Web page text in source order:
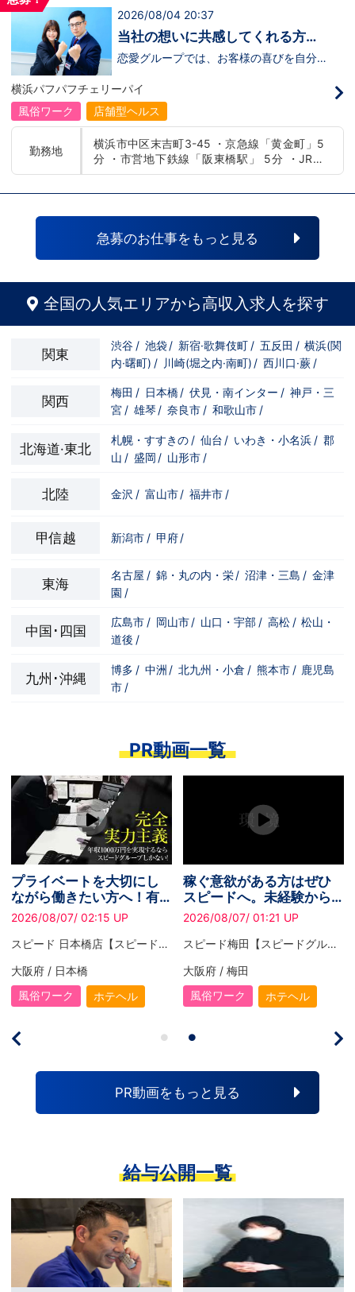
480万円＋目標達成報奨金100万円☆※今
だけ限定引越し代も当社負担！！！
用時は時給変動あり）「今すぐ稼ぎた
い！」「業界に興味はあるけどちょっと不
安...」「運転が好き！」という方、大歓
迎！スピード採用中につき、ご応募はお急
喜びを自分自身の喜びに感じられるような
人物を求めています！・接客が好き・お客
様が笑顔になると自分も嬉しい・お客様だ
けでなく、働く仲間もキャストさんも笑顔
為にはどうしたらいいのか？を考えられる
上記のような方が当グループでは活躍の場
を広げています。他にも…・失敗しても諦
い！・環境を変えてチャレンジしたい！・
経験がないからダメという事は一切なく、
自分の将来のビジョンの為にこうしたい！
こうなりたい！と強い意志を持ってる方に
も平等にチャンスがある職場になっていま
す。今働いてる先輩方は、異業種から転職
してきた方が圧倒的に多いです。「ちょっ
と求めてる人物像と自分は違うかも…？」
と思う方もいると思います。ですが、よく
考えてください。全てが当てはまる人の方
が少ないと思います。ココは自分にも当て
はまる！で十分なんです。まずは応募し
さい。その後、私たちの想いを説明させて
いただきます。その話の中で共感できる
か/出来ないかだと思います。ご応募お待
■横浜エリア：神奈川県横浜市中区 ・京急線
黄金町駅、日ノ出町駅 ・市営地下鉄阪東橋
駅、伊勢佐木長者町駅 ・JR横浜線関内駅 ■札
幌エリア：北海道札幌市 地下鉄南北線すすき
の駅
2026/08/04 20:37
当社の想いに共感してくれる方、
大募集‼
恋愛グループでは、お客様の喜びを自分自
います！・接客が好き・お客様が笑顔にな
ると自分も嬉しい・お客様だけでなく、働
く仲間もキャストさんも笑顔になると嬉し
い・喜んで(楽しんで)もらう為にはどうし
方が当グループでは活躍の場を広げていま
す。他にも…・失敗しても諦めない！・と
にかくやる気だけは負けない！・環境を変
をあげたい！など。接客業経験がないから
ジョンの為にこうしたい！こうなりたい！
と強い意志を持ってる方にも平等にチャン
スがある職場になっています。その為、未
経験からの応募も大歓迎です。今働いてる
倒的に多いです。「ちょっと求めてる人物
像と自分は違うかも…？」と思う方もいる
と思います。ですが、よく考えてくださ
い。全てが当てはまる人の方が少ないと思
います。ココは自分にも当てはまる！で十
分なんです。まずは応募して、面接時にあ
なたの想いを聞かせてください。その後、
その話の中で共感できるか/出来ないかだ
と思います。ご応募お待ちしておりま
す！！
横浜パフパフチェリーパイ
風俗ワーク
店舗型ヘルス
勤務地
横浜市中区末吉町3-45 ・京急線「黄金町」5
分 ・市営地下鉄線「阪東橋駅」 5分 ・JR線
「関内駅」15分
急募のお仕事をもっと見る
全国の人気エリアから高収入求人を探す
関東
渋谷 / 池袋 / 新宿·歌舞伎町 / 五反田 / 横浜(関
内·曙町) / 川崎(堀之内·南町) / 西川口·蕨 /
関西
梅田 / 日本橋 / 伏見・南インター / 神戸・三
宮 / 雄琴 / 奈良市 / 和歌山市 /
北海道·東北
札幌・すすきの / 仙台 / いわき・小名浜 / 郡
山 / 盛岡 / 山形市 /
北陸 金沢 / 富山市 / 福井市 /
甲信越 新潟市 / 甲府 /
東海
名古屋 / 錦・丸の内・栄 / 沼津・三島 / 金津
園 /
中国･四国
広島市 / 岡山市 / 山口・宇部 / 高松 / 松山・
道後 /
九州･沖縄
博多 / 中洲 / 北九州・小倉 / 熊本市 / 鹿児島
市 /
PR動画一覧
プライベートを大切にし
ながら働きたい方へ！有
給休暇あり
2026/08/07/ 02:15 UP
スピード 日本橋店【スピードグループ】
大阪府 / 日本橋
風俗ワーク
ホテヘル
稼ぐ意欲がある方はぜひ
スピードへ。未経験から
でも無理なく安定収入を
2026/08/07/ 01:21 UP
スピード梅田【スピードグループ】
大阪府 / 梅田
風俗ワーク
ホテヘル
PR動画をもっと見る
給与公開一覧